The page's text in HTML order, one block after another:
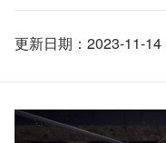
更新日期：2023-11-14